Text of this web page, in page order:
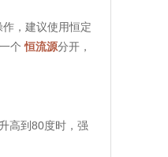
，建议使用恒定
个恒流源分开，
高到80度时，强